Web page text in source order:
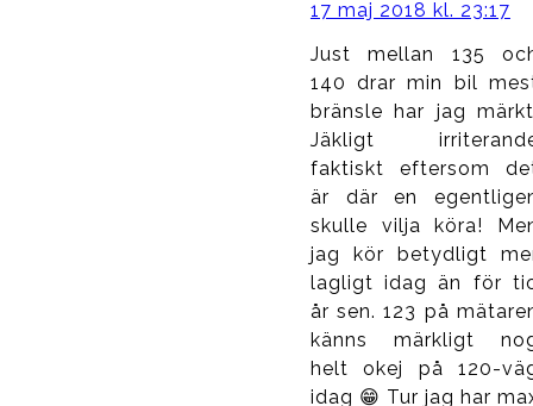
17 maj 2018 kl. 23:17
Just mellan 135
140 drar min bil
bränsle har jag
Jäkligt
faktiskt eftersom
är där en
skulle vilja köra!
jag kör betydligt
lagligt idag än för
år sen. 123 på
känns märkligt
helt okej på 120-
idag 😁 Tur jag har